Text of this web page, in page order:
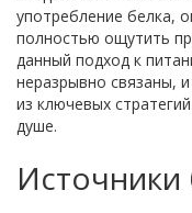
употребление белка,
полностью ощутить
данный подход к
неразрывно связаны,
из ключевых
душе.
Источники